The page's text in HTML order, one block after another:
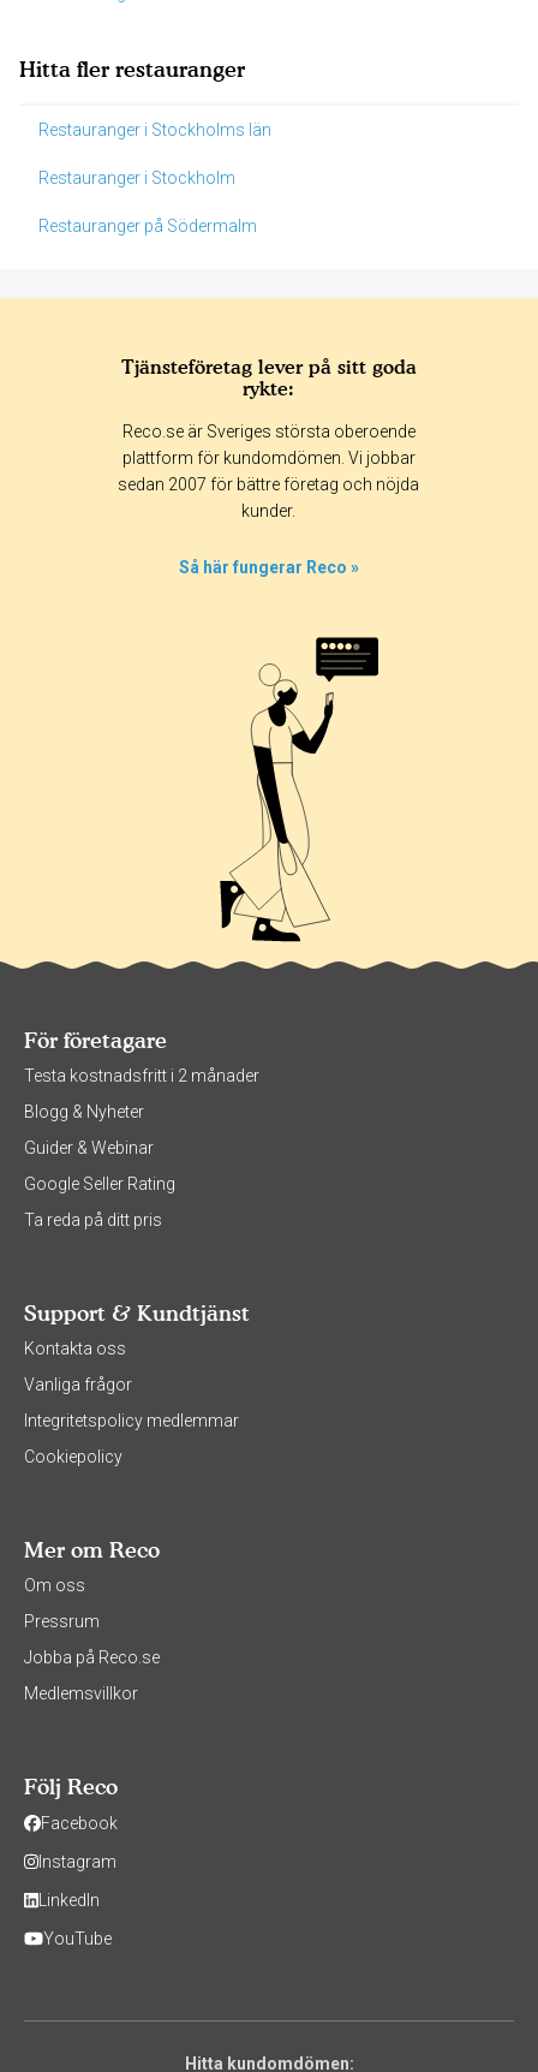
Hitta fler restauranger
Restauranger i Stockholms län
Restauranger i Stockholm
Restauranger på Södermalm
365 dagar 90 dagar
30 dagar
Tjänsteföretag lever på sitt goda
rykte:
Reco.se är Sveriges största oberoende
plattform för kundomdömen. Vi jobbar
sedan 2007 för bättre företag och nöjda
kunder.
Så här fungerar Reco »
För företagare
Testa kostnadsfritt i 2 månader
Blogg & Nyheter
Guider & Webinar
Google Seller Rating
Ta reda på ditt pris
Support & Kundtjänst
Kontakta oss
Vanliga frågor
Integritetspolicy medlemmar
Cookiepolicy
Mer om Reco
Om oss
Pressrum
Jobba på Reco.se
Medlemsvillkor
Följ Reco
Facebook
Instagram
LinkedIn
YouTube
Hitta kundomdömen: